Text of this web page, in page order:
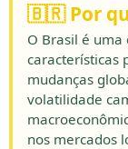
🇧🇷 Por
O Brasil é
características
mudanças
volatilidade
nos mercados